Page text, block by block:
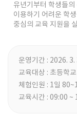
유년기부터 학생들
이용하기 어려운 학
중심의 교육 지원을
운영기간 : 2026.
교육대상 : 초등학
체험인원 : 1일
교육시간 : 09:00 ~